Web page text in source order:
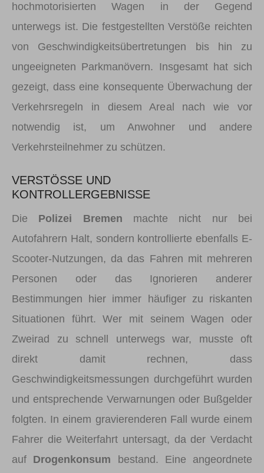
hochmotorisierten Wagen in der Gegend
unterwegs ist. Die festgestellten Verstöße reichten
von Geschwindigkeitsübertretungen bis hin zu
ungeeigneten Parkmanövern. Insgesamt hat sich
gezeigt, dass eine konsequente Überwachung der
Verkehrsregeln in diesem Areal nach wie vor
notwendig ist, um Anwohner und andere
Verkehrsteilnehmer zu schützen.
VERSTÖSSE UND K
ONTROLLERGEBNISSE
Die Polizei Bremen machte nicht nur bei
Autofahrern Halt, sondern kontrollierte ebenfalls E-
Scooter-Nutzungen, da das Fahren mit mehreren
Personen oder das Ignorieren anderer
Bestimmungen hier immer häufiger zu riskanten
Situationen führt. Wer mit seinem Wagen oder
Zweirad zu schnell unterwegs war, musste oft
direkt damit rechnen, dass
Geschwindigkeitsmessungen durchgeführt wurden
und entsprechende Verwarnungen oder Bußgelder
folgten. In einem gravierenderen Fall wurde einem
Fahrer die Weiterfahrt untersagt, da der Verdacht
auf Drogenkonsum bestand. Eine angeordnete